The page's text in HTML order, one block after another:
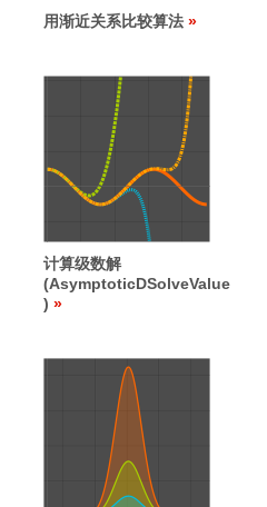
用渐近关系比较算法
计算级数解
(AsymptoticDSolveValue
)